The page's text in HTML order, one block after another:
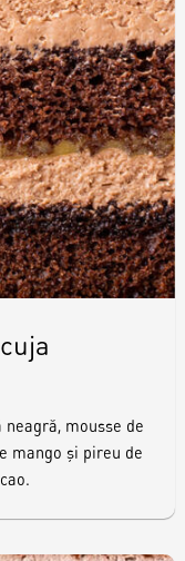
mousse de
mango și pireu de